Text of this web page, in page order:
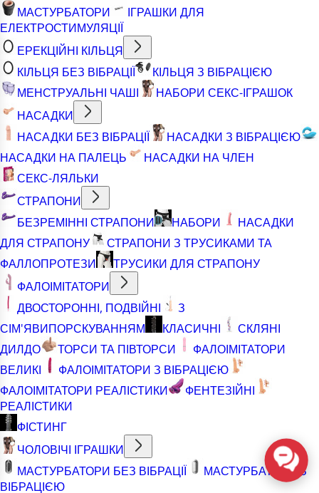
МАСТУРБАТОРИ
ІГРАШКИ ДЛЯ
ЕЛЕКТРОСТИМУЛЯЦІЇ
ЕРЕКЦІЙНІ КІЛЬЦЯ
КІЛЬЦЯ БЕЗ ВІБРАЦІЇ
КІЛЬЦЯ З ВІБРАЦІЄЮ
МЕНСТРУАЛЬНІ ЧАШІ
НАБОРИ СЕКС-ІГРАШОК
НАСАДКИ
НАСАДКИ БЕЗ ВІБРАЦІЇ
НАСАДКИ З ВІБРАЦІЄЮ
НАСАДКИ НА ПАЛЕЦЬ
НАСАДКИ НА ЧЛЕН
СЕКС-ЛЯЛЬКИ
СТРАПОНИ
БЕЗРЕМІННІ СТРАПОНИ
НАБОРИ
НАСАДКИ
ДЛЯ СТРАПОНУ
СТРАПОНИ З ТРУСИКАМИ ТА
ФАЛЛОПРОТЕЗИ
ТРУСИКИ ДЛЯ СТРАПОНУ
ФАЛОІМІТАТОРИ
ДВОСТОРОННІ, ПОДВІЙНІ
З
СІМ'ЯВИПОРСКУВАННЯМ
КЛАСИЧНІ
СКЛЯНІ
ДИЛДО
ТОРСИ ТА ПІВТОРСИ
ФАЛОІМІТАТОРИ
ВЕЛИКІ
ФАЛОІМІТАТОРИ З ВІБРАЦІЄЮ
ФАЛОІМІТАТОРИ РЕАЛІСТИКИ
ФЕНТЕЗІЙНІ
РЕАЛІСТИКИ
ФІСТИНГ
ЧОЛОВІЧІ ІГРАШКИ
МАСТУРБАТОРИ БЕЗ ВІБРАЦІЇ
МАСТУРБАТОРИ З
ВІБРАЦІЄЮ